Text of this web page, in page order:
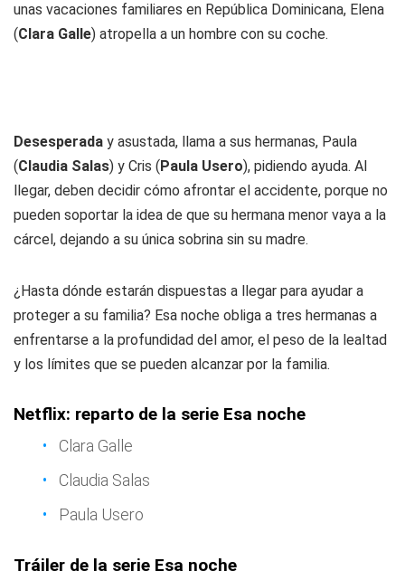
unas vacaciones familiares en República Dominicana, Elena
(Clara Galle) atropella a un hombre con su coche.
Desesperada y asustada, llama a sus hermanas, Paula
(Claudia Salas) y Cris (Paula Usero), pidiendo ayuda. Al
llegar, deben decidir cómo afrontar el accidente, porque no
pueden soportar la idea de que su hermana menor vaya a la
cárcel, dejando a su única sobrina sin su madre.
¿Hasta dónde estarán dispuestas a llegar para ayudar a
proteger a su familia? Esa noche obliga a tres hermanas a
enfrentarse a la profundidad del amor, el peso de la lealtad
y los límites que se pueden alcanzar por la familia.
Netflix: reparto de la serie Esa noche
Clara Galle
Claudia Salas
Paula Usero
Tráiler de la serie Esa noche